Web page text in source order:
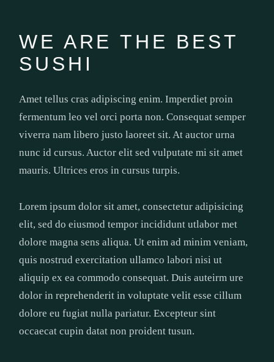
WE ARE THE BEST
SUSHI
Amet tellus cras adipiscing enim. Imperdiet proin
fermentum leo vel orci porta non. Consequat semper
viverra nam libero justo laoreet sit. At auctor urna
nunc id cursus. Auctor elit sed vulputate mi sit amet
mauris. Ultrices eros in cursus turpis.
Lorem ipsum dolor sit amet, consectetur adipisicing
elit, sed do eiusmod tempor incididunt utlabor met
dolore magna sens aliqua. Ut enim ad minim veniam,
quis nostrud exercitation ullamco labori nisi ut
aliquip ex ea commodo consequat. Duis auteirm ure
dolor in reprehenderit in voluptate velit esse cillum
dolore eu fugiat nulla pariatur. Excepteur sint
occaecat cupin datat non proident tusun.